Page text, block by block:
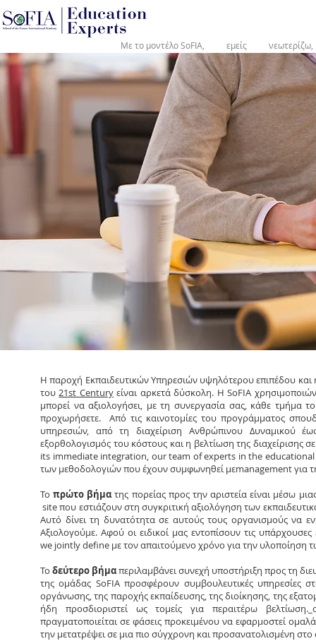
®
Με το μοντέλο SoFIA, εμείς νεωτερίζω,
Η παροχή Εκπαιδευτικών Υπηρεσιών υψηλότερου επιπέδου και
του21st Centuryείναι αρκετά δύσκολη. Η SoFIA
μπορεί να αξιολογήσει, με τη συνεργασία σας, κάθε τμήμα
προχωρήσετε. Από τις καινοτομίες του προγράμματος
υπηρεσιών, από τη διαχείριση Ανθρώπινου Δυναμικού
εξορθολογισμός του κόστους και η βελτίωση της
its immediate integration, our team of experts in the
των μεθοδολογιών που έχουν συμφωνηθεί μεmanagement για
Τοπρώτο βήμα της πορείας προς την αριστεία είναι μέσω
site που εστιάζουν στη συγκριτική αξιολόγηση των
Αυτό δίνει τη δυνατότητα σε αυτούς τους οργανισμούς να
Αξιολογούμε. Αφού οι ειδικοί μας εντοπίσουν τις
we jointly define με τον απαιτούμενο χρόνο για την υλοποίηση
Τοδεύτερο βήμαπεριλαμβάνει συνεχή υποστήριξη προς τη
της ομάδας SoFIA προσφέρουν συμβουλευτικές υπηρεσίες
οργάνωσης, της παροχής εκπαίδευσης, της διοίκησης, της
ήδη προσδιοριστεί ως τομείς για περαιτέρω
πραγματοποιείται σε φάσεις προκειμένου να εφαρμοστεί
την μετατρέψει σε μια πιο σύγχρονη και προσανατολισμένη